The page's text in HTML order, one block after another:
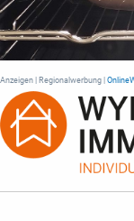
Anzeigen | Regionalwerbung |